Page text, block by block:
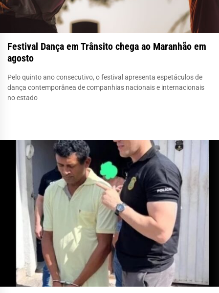
Festival Dança em Trânsito chega ao Maranhão em
agosto
Pelo quinto ano consecutivo, o festival apresenta espetáculos de
dança contemporânea de companhias nacionais e internacionais
no estado